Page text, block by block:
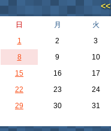
<<
日 月 火
1 2 3
8 9 10
15 16 17
22 23 24
29 30 31